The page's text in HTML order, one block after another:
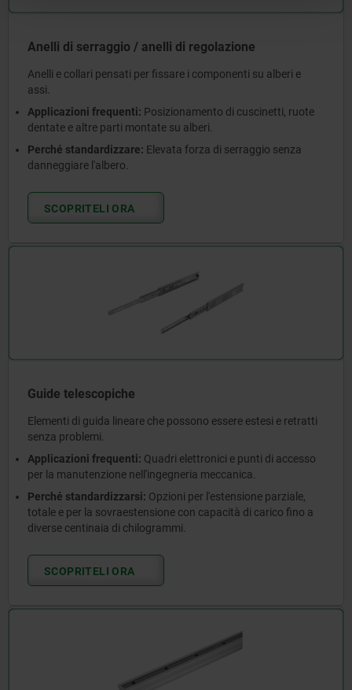
Anelli di serraggio / anelli di regolazione
Anelli e collari pensati per fissare i componenti su alberi e
assi.
Applicazioni frequenti: Posizionamento di cuscinetti, ruote
dentate e altre parti montate su alberi.
Perché standardizzare: Elevata forza di serraggio senza
danneggiare l'albero.
SCOPRITELI ORA
Guide telescopiche
Elementi di guida lineare che possono essere estesi e retratti
senza problemi.
Applicazioni frequenti: Quadri elettronici e punti di accesso
per la manutenzione nell'ingegneria meccanica.
Perché standardizzarsi: Opzioni per l'estensione parziale,
totale e per la sovraestensione con capacità di carico fino a
diverse centinaia di chilogrammi.
SCOPRITELI ORA